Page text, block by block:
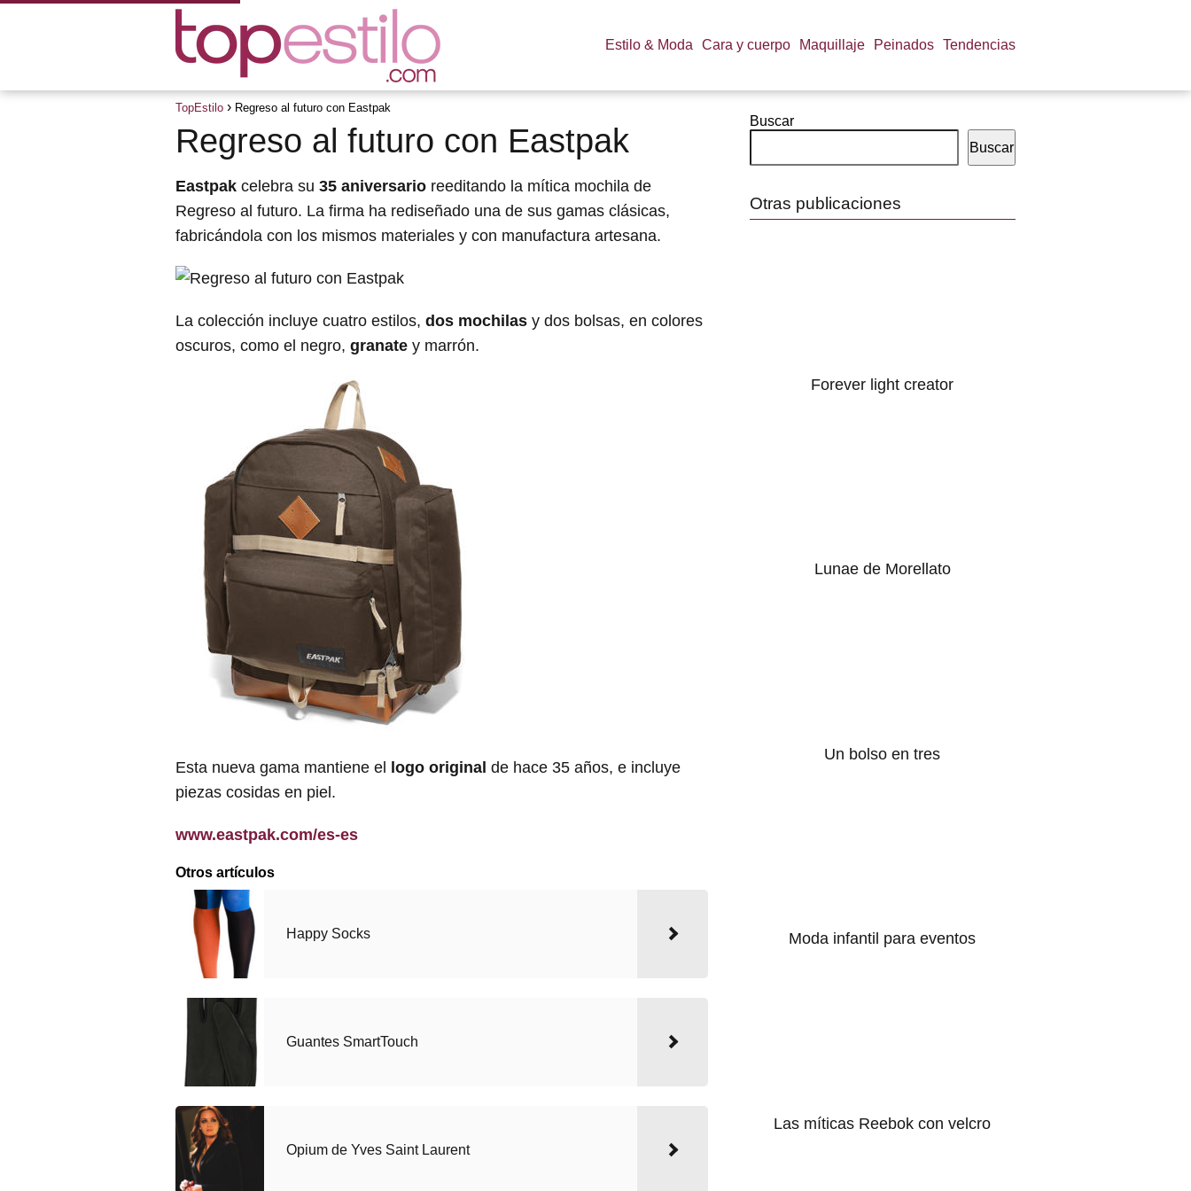
Estilo & Moda Cara y cuerpo Maquillaje Peinados Tendencias
TopEstilo Regreso al futuro con Eastpak
Regreso al futuro con Eastpak
Eastpak celebra su 35 aniversario reeditando la mítica mochila de
Regreso al futuro. La firma ha rediseñado una de sus gamas clásicas,
fabricándola con los mismos materiales y con manufactura artesana.
La colección incluye cuatro estilos, dos mochilas y dos bolsas, en colores
oscuros, como el negro, granate y marrón.
Esta nueva gama mantiene el logo original de hace 35 años, e incluye
piezas cosidas en piel.
www.eastpak.com/es-es
Otros artículos
Happy Socks
Guantes SmartTouch
Opium de Yves Saint Laurent
Buscar
Buscar
Otras publicaciones
Forever light creator
Lunae de Morellato
Un bolso en tres
Moda infantil para eventos
Las míticas Reebok con velcro